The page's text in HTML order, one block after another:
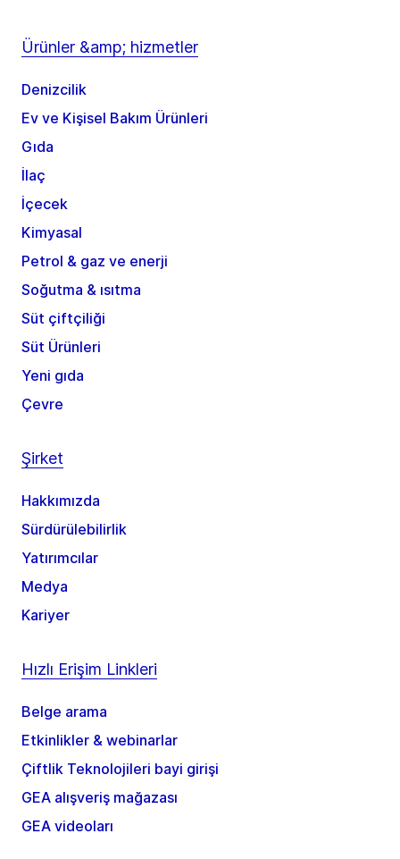
Ürünler &amp; hizmetler
Denizcilik
Ev ve Kişisel Bakım Ürünleri
Gıda
İlaç
İçecek
Kimyasal
Petrol & gaz ve enerji
Soğutma & ısıtma
Süt çiftçiliği
Süt Ürünleri
Yeni gıda
Çevre
Şirket
Hakkımızda
Sürdürülebilirlik
Yatırımcılar
Medya
Kariyer
Hızlı Erişim Linkleri
Belge arama
Etkinlikler & webinarlar
Çiftlik Teknolojileri bayi girişi
GEA alışveriş mağazası
GEA videoları